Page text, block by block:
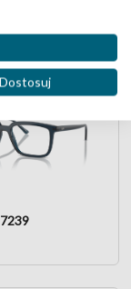
Dostosuj